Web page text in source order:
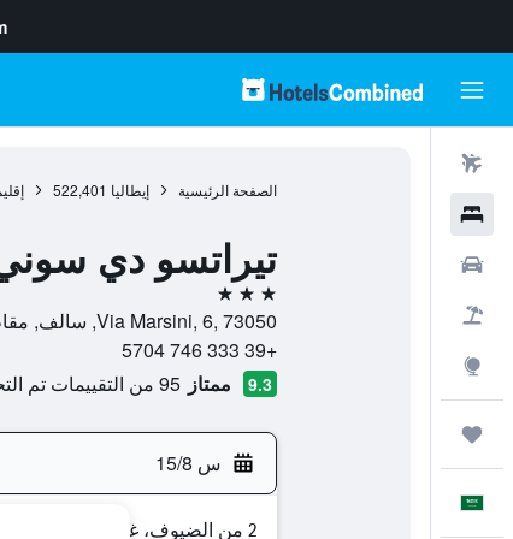
الصفحة الرئيسية إيطاليا 522,401
تيراتسو دي
3 نجوم
Via Marsini, 6, 73050, سالف, مقاطعة ليتشي, إيطاليا
+39 333 746 5704
9.3 ممتاز 95 من التقييمات تم التحقق منها
س 15/8
2 من الضيوف، غرفة واحدة